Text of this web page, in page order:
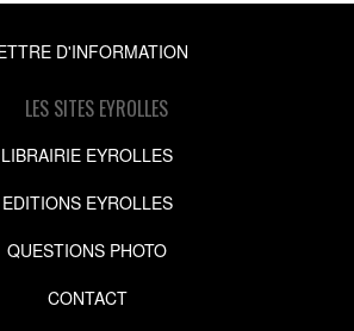
D'INFORMATION
LES SITES EYROLLES
LIBRAIRIE EYROLLES
EDITIONS EYROLLES
QUESTIONS PHOTO
CONTACT